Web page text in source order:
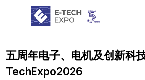
五周年电子、电机及创新科
TechExpo2026